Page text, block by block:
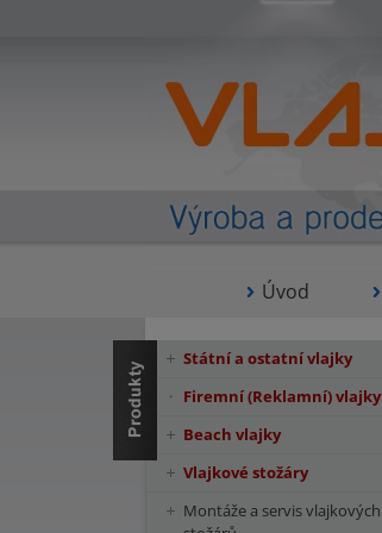
Úvod
Státní a ostatní vlajky
Firemní (Reklamní) vlajky
Beach vlajky
Vlajkové stožáry
Montáže a servis vlajkových